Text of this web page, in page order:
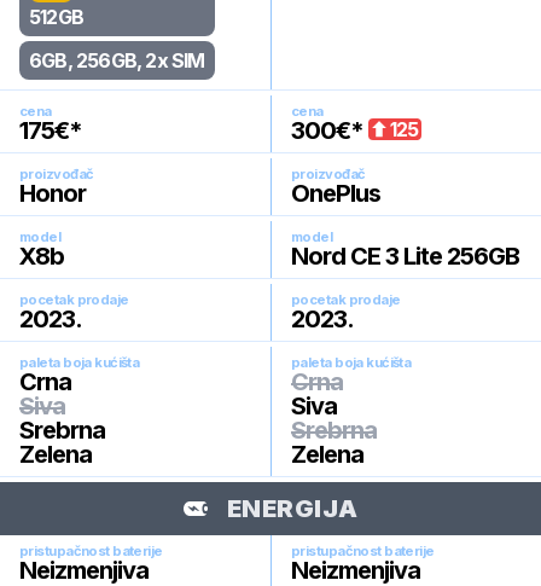
512GB
6GB, 256GB, 2x SIM
cena
175€*
cena
300€* 125
proizvođač
Honor
proizvođač
OnePlus
model
X8b
model
Nord CE 3 Lite 256GB
pocetak prodaje
2023.
pocetak prodaje
2023.
paleta boja kućišta
Crna
Siva
Srebrna
Zelena
paleta boja kućišta
Crna
Siva
Srebrna
Zelena
ENERGIJA
pristupačnost baterije
Neizmenjiva
pristupačnost baterije
Neizmenjiva